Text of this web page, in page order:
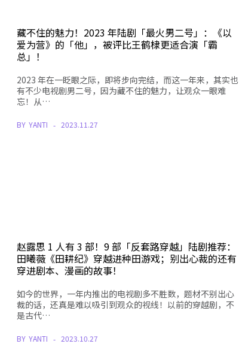
藏不住的魅力！2023 年陆剧「最火男二号」：《以
爱为营》的「他」，被评比王鹤棣更适合演「霸
总」！
2023 年在一眨眼之际，即将步向完结，而这一年来，其实也
有不少电视剧男二号，因为藏不住的魅力，让观众一眼难
忘！从…
BY YANTI 2023.11.27
赵露思 1 人有 3 部！9 部「反套路穿越」陆剧推荐：
田曦薇《田耕纪》穿越进种田游戏；别出心裁的还有
穿进剧本、漫画的故事！
如今的世界，一年内推出的电视剧多不胜数，题材不别出心
裁的话，还真是难以吸引到观众的视线！以前的穿越剧，不
是古代…
BY YANTI 2023.10.27